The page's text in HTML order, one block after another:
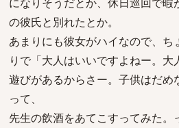
の彼氏と別れたとか。
あまりにも彼女がハイなので、ち
りで「大人はいいですよねー。
遊びがあるからさー。子供はだめ
って、
先生の飲酒をあてこすってみた